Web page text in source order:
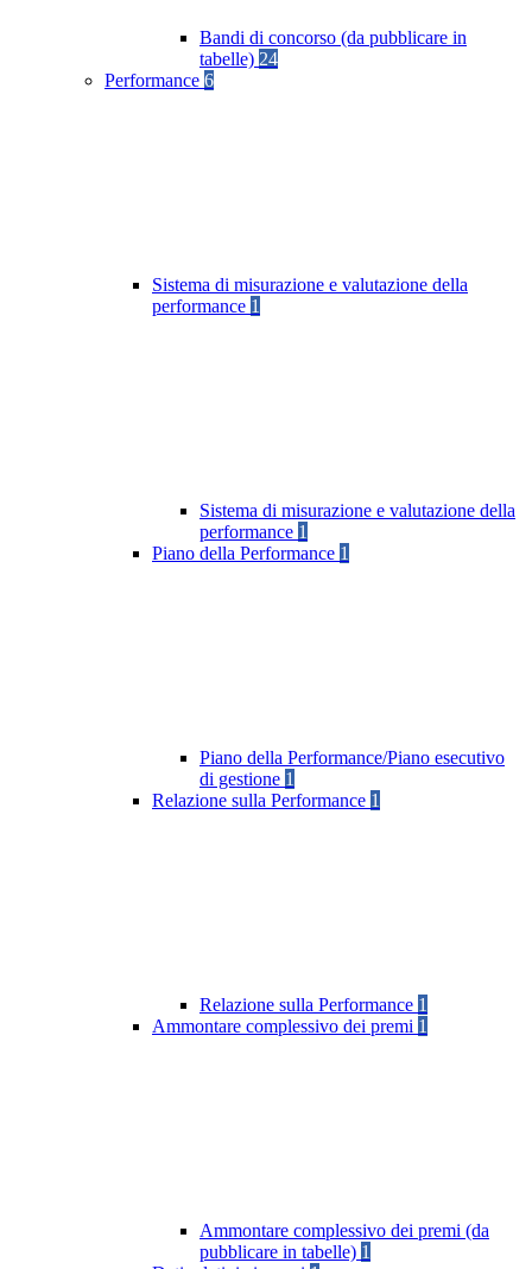
Bandi di concorso (da pubblicare in
tabelle) 24
Performance 6
Sistema di misurazione e valutazione della
performance 1
Sistema di misurazione e valutazione della
performance 1
Piano della Performance 1
Piano della Performance/Piano esecutivo
di gestione 1
Relazione sulla Performance 1
Relazione sulla Performance 1
Ammontare complessivo dei premi 1
Ammontare complessivo dei premi (da
pubblicare in tabelle) 1